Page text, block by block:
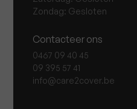
Zondag: Gesloten
Contacteer ons
0467 09 40 45
09 395 57 41
info@care2cover.be